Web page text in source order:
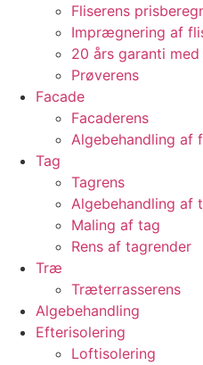
Fliserens
Imprægnering af
20 års garanti
Prøverens
Facade
Facaderens
Algebehandling af
Tag
Tagrens
Algebehandling af
Maling af tag
Rens af tagrender
Træ
Træterrasserens
Algebehandling
Efterisolering
Loftisolering